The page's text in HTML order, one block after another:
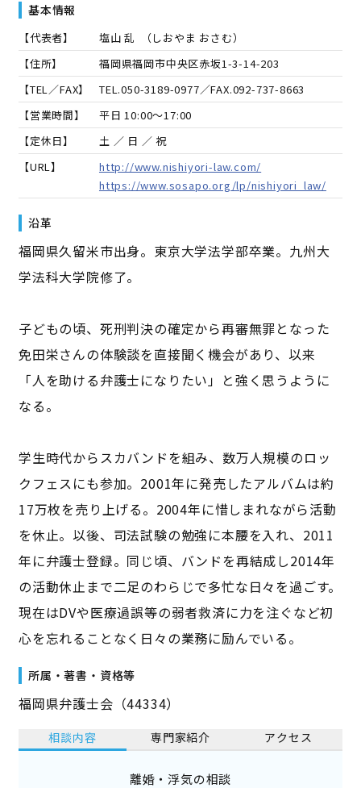
基本情報
【代表者】 塩山 乱 （しおやま おさむ）
【住所】
福岡県福岡市中央区赤坂1-3-14-203
【TEL／FAX】
TEL.050-3189-0977／FAX.092-737-8663
【営業時間】
平日 10:00～17:00
【定休日】
土 ／ 日 ／ 祝
【URL】
http://www.nishiyori-law.com/
https://www.sosapo.org/lp/nishiyori_law/
沿革
福岡県久留米市出身。東京大学法学部卒業。九州大
学法科大学院修了。
子どもの頃、死刑判決の確定から再審無罪となった
免田栄さんの体験談を直接聞く機会があり、以来
「人を助ける弁護士になりたい」と強く思うように
なる。
学生時代からスカバンドを組み、数万人規模のロッ
クフェスにも参加。2001年に発売したアルバムは約
17万枚を売り上げる。2004年に惜しまれながら活動
を休止。以後、司法試験の勉強に本腰を入れ、2011
年に弁護士登録。同じ頃、バンドを再結成し2014年
の活動休止まで二足のわらじで多忙な日々を過ごす。
現在はDVや医療過誤等の弱者救済に力を注ぐなど初
心を忘れることなく日々の業務に励んでいる。
所属・著書・資格等
福岡県弁護士会（44334）
相談内容 専門家紹介 アクセス
離婚・浮気の相談